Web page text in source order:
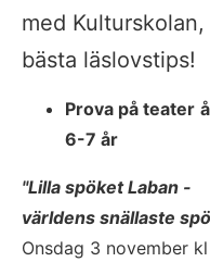
med
bästa läslovstips!
Prova på teater
6-7 år
"Lilla spöket Laban -
världens snällaste
Onsdag 3 november kl